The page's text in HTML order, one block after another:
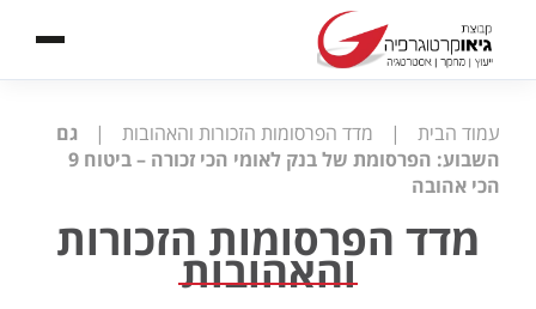
עמוד הבית | מדד הפרסומות הזכורות והאהובות |
גם
השבוע: הפרסומת של בנק לאומי הכי זכורה – ביטוח 9
הכי אהובה
מדד הפרסומות הזכורות
והאהובות